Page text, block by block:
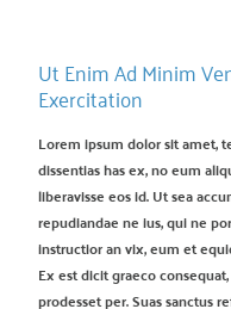
Ut Enim Ad Minim
Exercitation
Lorem ipsum dolor sit amet,
dissentias has ex, no eum
liberavisse eos id. Ut sea
repudiandae ne ius, qui ne
instructior an vix, eum et
Ex est dicit graeco
prodesset per. Suas sanctus